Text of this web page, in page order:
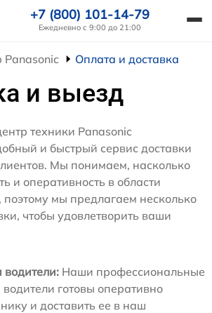
+7 (800) 101-14-79
Ежедневно с 9:00 до 21:00
Оплата и доставка
и выезд
техники Panasonic
и быстрый сервис доставки
Мы понимаем, насколько
и оперативность в области
поэтому мы предлагаем несколько
чтобы удовлетворить ваши
Наши профессиональные
готовы оперативно
и доставить ее в наш